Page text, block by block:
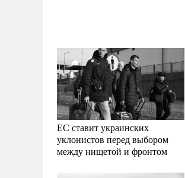
ЕС ставит украинских
уклонистов перед выбором
между нищетой и фронтом